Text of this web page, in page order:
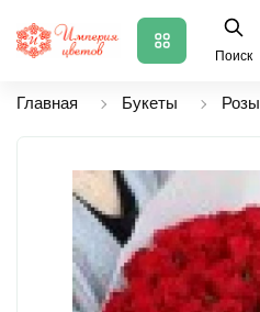
Поиск
Главная Букеты Розы